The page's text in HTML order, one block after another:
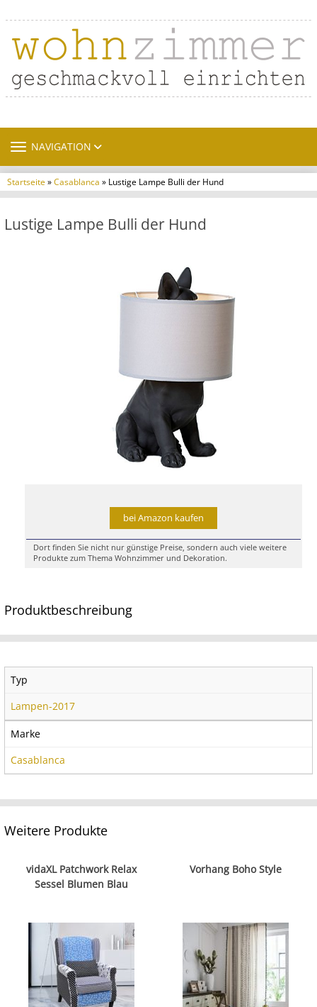
TOGGLE NAVIGATION
NAVIGATION
Startseite»Casablanca » Lustige Lampe Bulli der Hund
Lustige Lampe Bulli der Hund
bei Amazon kaufen
Dort finden Sie nicht nur günstige Preise, sondern auch viele weitere
Produkte zum Thema Wohnzimmer und Dekoration.
Produktbeschreibung
Typ
Lampen-2017
Marke
Casablanca
Weitere Produkte
vidaXL Patchwork Relax
Sessel Blumen Blau
Vorhang Boho Style